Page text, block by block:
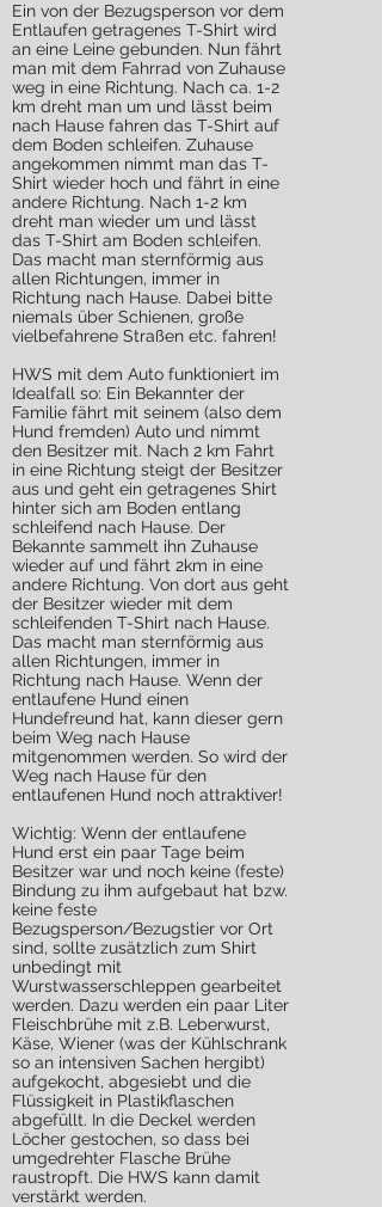
Ein von der Bezugsperson vor dem
Entlaufen getragenes T-Shirt wird
an eine Leine gebunden. Nun fährt
man mit dem Fahrrad von Zuhause
weg in eine Richtung. Nach ca. 1-2
km dreht man um und lässt beim
nach Hause fahren das T-Shirt auf
dem Boden schleifen. Zuhause
angekommen nimmt man das T-
Shirt wieder hoch und fährt in eine
andere Richtung. Nach 1-2 km
dreht man wieder um und lässt
das T-Shirt am Boden schleifen.
Das macht man sternförmig aus
allen Richtungen, immer in
Richtung nach Hause. Dabei bitte
niemals über Schienen, große
vielbefahrene Straßen etc. fahren!
HWS mit dem Auto funktioniert im
Idealfall so: Ein Bekannter der
Familie fährt mit seinem (also dem
Hund fremden) Auto und nimmt
den Besitzer mit. Nach 2 km Fahrt
in eine Richtung steigt der Besitzer
aus und geht ein getragenes Shirt
hinter sich am Boden entlang
schleifend nach Hause. Der
Bekannte sammelt ihn Zuhause
wieder auf und fährt 2km in eine
andere Richtung. Von dort aus geht
der Besitzer wieder mit dem
schleifenden T-Shirt nach Hause.
Das macht man sternförmig aus
allen Richtungen, immer in
Richtung nach Hause. Wenn der
entlaufene Hund einen
Hundefreund hat, kann dieser gern
beim Weg nach Hause
mitgenommen werden. So wird der
Weg nach Hause für den
entlaufenen Hund noch attraktiver!
Wichtig: Wenn der entlaufene
Hund erst ein paar Tage beim
Besitzer war und noch keine (feste)
Bindung zu ihm aufgebaut hat bzw.
keine feste
Bezugsperson/Bezugstier vor Ort
sind, sollte zusätzlich zum Shirt
unbedingt mit
Wurstwasserschleppen gearbeitet
werden. Dazu werden ein paar Liter
Fleischbrühe mit z.B. Leberwurst,
Käse, Wiener (was der Kühlschrank
so an intensiven Sachen hergibt)
aufgekocht, abgesiebt und die
Flüssigkeit in Plastikflaschen
abgefüllt. In die Deckel werden
Löcher gestochen, so dass bei
umgedrehter Flasche Brühe
raustropft. Die HWS kann damit
verstärkt werden.